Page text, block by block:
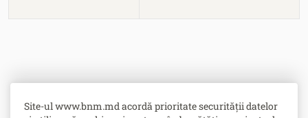
Site-ul www.bnm.md acordă prioritate securității datelor